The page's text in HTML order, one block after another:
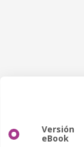
Versión
eBook